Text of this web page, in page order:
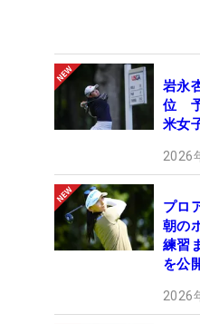
岩永
位 予
米女
2026
プロ
朝の
練習
を公
2026